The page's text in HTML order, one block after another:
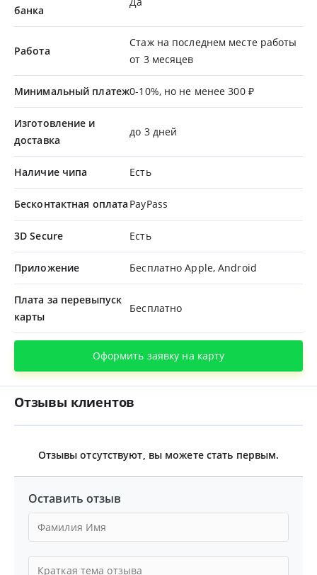
банка
Работа
Стаж на последнем месте работы
от 3 месяцев
Минимальный платеж0-10%, но не менее 300 ₽
Изготовление и
доставка
до 3 дней
Наличие чипа Есть
Бесконтактная оплата PayPass
3D Secure Есть
Приложение Бесплатно Apple, Android
Плата за перевыпуск
карты
Бесплатно
Оформить заявку на карту
Отзывы клиентов
Отзывы отсутствуют, вы можете стать первым.
Оставить отзыв